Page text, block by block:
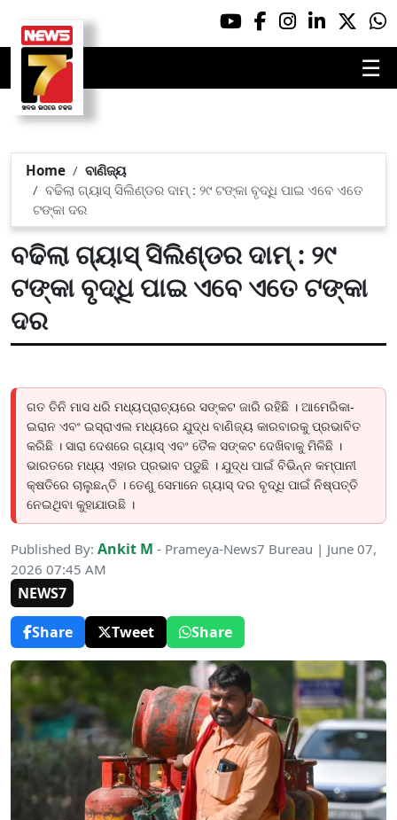
☰
Home
ବାଣିଜ୍ୟ
ବଢିଲା ଗ୍ୟାସ୍ ସିଲିଣ୍ଡର ଦାମ୍ : ୨୯ ଟଙ୍କା ବୃଦ୍ଧି ପାଇ ଏବେ ଏତେ
ଟଙ୍କା ଦର
ବଢିଲା ଗ୍ୟାସ୍ ସିଲିଣ୍ଡର ଦାମ୍ : ୨୯
ଟଙ୍କା ବୃଦ୍ଧି ପାଇ ଏବେ ଏତେ ଟଙ୍କା
ଦର
ଗତ ତିନି ମାସ ଧରି ମଧ୍ୟପ୍ରାଚ୍ୟରେ ସଙ୍କଟ ଜାରି ରହିଛି । ଆମେରିକା-
ଇରାନ ଏବଂ ଇସ୍ରାଏଲ ମଧ୍ୟରେ ଯୁଦ୍ଧ ବାଣିଜ୍ୟ କାରବାରକୁ ପ୍ରଭାବିତ
କରିଛି । ସାରା ଦେଶରେ ଗ୍ୟାସ୍ ଏବଂ ତୈଳ ସଙ୍କଟ ଦେଖିବାକୁ ମିଳିଛି ।
ଭାରତରେ ମଧ୍ୟ ଏହାର ପ୍ରଭାବ ପଡୁଛି । ଯୁଦ୍ଧ ପାଇଁ ବିଭିନ୍ନ କମ୍ପାନୀ
କ୍ଷତିରେ ଚାଲୁଛନ୍ତି । ତେଣୁ ସେମାନେ ଗ୍ୟାସ୍ ଦର ବୃଦ୍ଧି ପାଇଁ ନିଷ୍ପତ୍ତି
ନେଇଥିବା କୁହାଯାଉଛି ।
Published By: Ankit M - Prameya-News7 Bureau | June 07,
2026 07:45 AM
NEWS7
Share
Tweet Share